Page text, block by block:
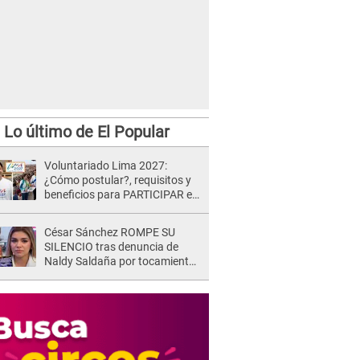
Lo último de El Popular
Voluntariado Lima 2027:
¿Cómo postular?, requisitos y
beneficios para PARTICIPAR en
César Sánchez ROMPE SU
SILENCIO tras denuncia de
Naldy Saldaña por tocamientos